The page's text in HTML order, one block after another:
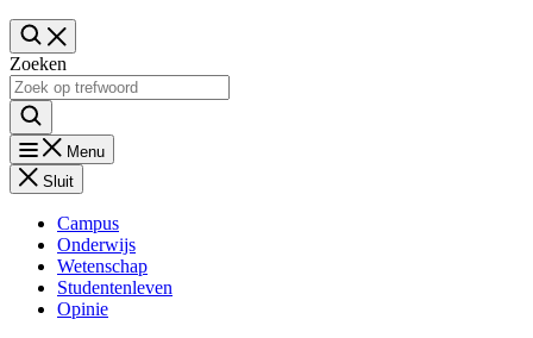
Zoeken
Menu
Sluit
Campus
Onderwijs
Wetenschap
Studentenleven
Opinie